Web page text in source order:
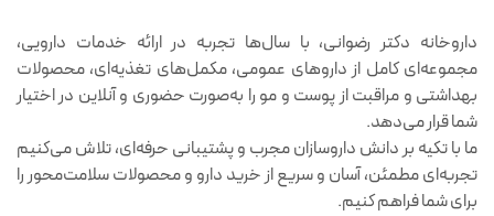
داروخانه دکتر رضوانی، با سال‌ها تجربه در ارائه خدمات دارویی،
مجموعه‌ای کامل از داروهای عمومی، مکمل‌های تغذیه‌ای، محصولات
بهداشتی و مراقبت از پوست و مو را به‌صورت حضوری و آنلاین در اختیار
شما قرار می‌دهد.
ما با تکیه بر دانش داروسازان مجرب و پشتیبانی حرفه‌ای، تلاش می‌کنیم
تجربه‌ای مطمئن، آسان و سریع از خرید دارو و محصولات سلامت‌محور را
برای شما فراهم کنیم.